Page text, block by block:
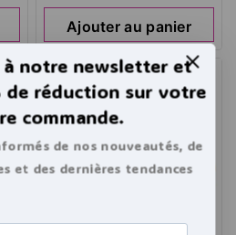
Ajouter au panier
-25%
à notre newsletter et
de réduction sur votre
commande.
de nos nouveautés, de
et des dernières tendances